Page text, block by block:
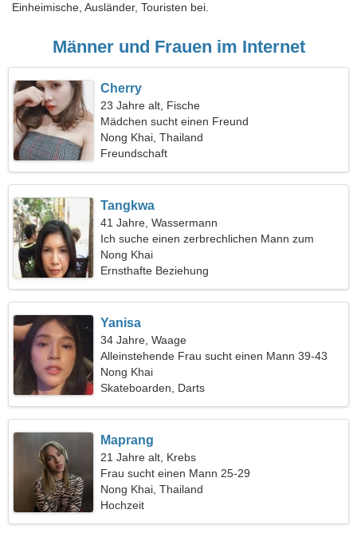
Einheimische, Ausländer, Touristen bei.
Männer und Frauen im Internet
Cherry
23 Jahre alt, Fische
Mädchen sucht einen Freund
Nong Khai, Thailand
Freundschaft
Tangkwa
41 Jahre, Wassermann
Ich suche einen zerbrechlichen Mann zum
Tanzen
Nong Khai
Ernsthafte Beziehung
Yanisa
34 Jahre, Waage
Alleinstehende Frau sucht einen Mann 39-43
Nong Khai
Skateboarden, Darts
Maprang
21 Jahre alt, Krebs
Frau sucht einen Mann 25-29
Nong Khai, Thailand
Hochzeit